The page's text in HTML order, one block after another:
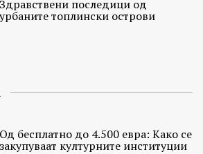
Здравствени последици од
урбаните топлински острови
Од бесплатно до 4.500 евра: Како се
закупуваат културните институции